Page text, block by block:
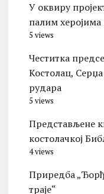
У оквиру
палим херојима
5 views
Честитка
Костолац,
рудара
5 views
Представљене
костолачкој
4 views
Приредба
траје“